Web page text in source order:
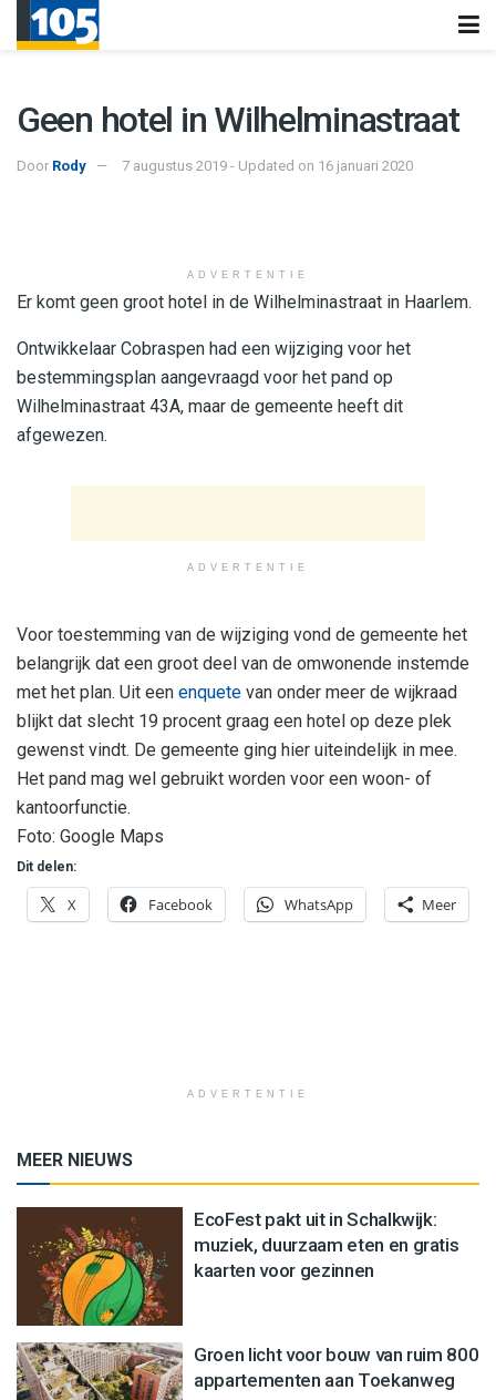
Geen hotel in Wilhelminastraat
Door Rody 7 augustus 2019 - Updated on 16 januari 2020
ADVERTENTIE
Er komt geen groot hotel in de Wilhelminastraat in Haarlem.
Ontwikkelaar Cobraspen had een wijziging voor het
bestemmingsplan aangevraagd voor het pand op
Wilhelminastraat 43A, maar de gemeente heeft dit
afgewezen.
ADVERTENTIE
Voor toestemming van de wijziging vond de gemeente het
belangrijk dat een groot deel van de omwonende instemde
met het plan. Uit een enquete van onder meer de wijkraad
blijkt dat slecht 19 procent graag een hotel op deze plek
gewenst vindt. De gemeente ging hier uiteindelijk in mee.
Het pand mag wel gebruikt worden voor een woon- of
kantoorfunctie.
Foto: Google Maps
Dit delen:
X Facebook WhatsApp Meer
ADVERTENTIE
MEER NIEUWS
EcoFest pakt uit in Schalkwijk:
muziek, duurzaam eten en gratis
kaarten voor gezinnen
Groen licht voor bouw van ruim 800
appartementen aan Toekanweg